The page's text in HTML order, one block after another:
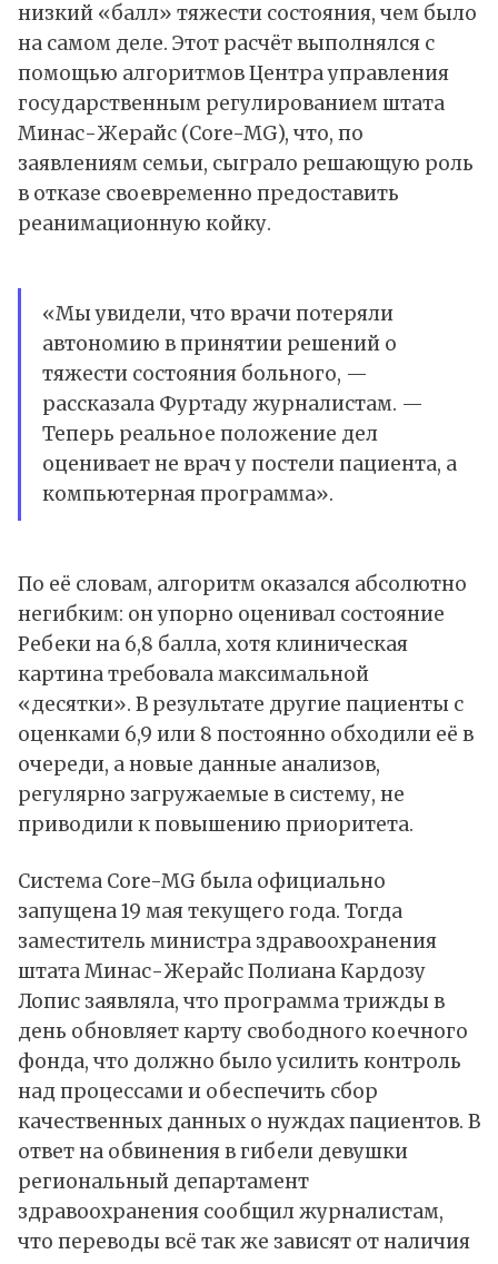
низкий «балл» тяжести состояния, чем было
на самом деле. Этот расчёт выполнялся с
помощью алгоритмов Центра управления
государственным регулированием штата
Минас-Жерайс (Core-MG), что, по
заявлениям семьи, сыграло решающую роль
в отказе своевременно предоставить
реанимационную койку.
«Мы увидели, что врачи потеряли
автономию в принятии решений о
тяжести состояния больного, —
рассказала Фуртаду журналистам. —
Теперь реальное положение дел
оценивает не врач у постели пациента, а
компьютерная программа».
По её словам, алгоритм оказался абсолютно
негибким: он упорно оценивал состояние
Ребеки на 6,8 балла, хотя клиническая
картина требовала максимальной
«десятки». В результате другие пациенты с
оценками 6,9 или 8 постоянно обходили её в
очереди, а новые данные анализов,
регулярно загружаемые в систему, не
приводили к повышению приоритета.
Система Core-MG была официально
запущена 19 мая текущего года. Тогда
заместитель министра здравоохранения
штата Минас-Жерайс Полиана Кардозу
Лопис заявляла, что программа трижды в
день обновляет карту свободного коечного
фонда, что должно было усилить контроль
над процессами и обеспечить сбор
качественных данных о нуждах пациентов. В
ответ на обвинения в гибели девушки
региональный департамент
здравоохранения сообщил журналистам,
что переводы всё так же зависят от наличия